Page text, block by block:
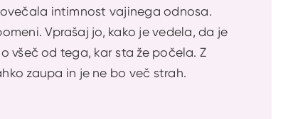
intimnost vajinega odnosa.
Vprašaj jo, kako je vedela, da je
všeč od tega, kar sta že počela. Z
zaupa in je ne bo več strah.